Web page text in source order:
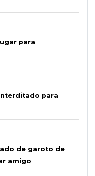
para
para
de garoto de
amigo